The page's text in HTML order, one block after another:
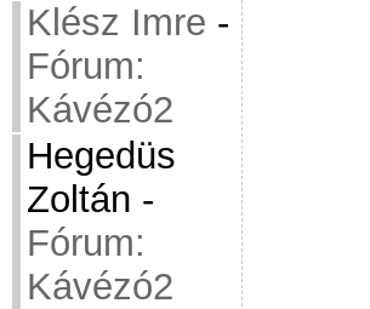
Klész Imre -
Fórum:
Kávézó2
Hegedüs
Zoltán -
Fórum:
Kávézó2